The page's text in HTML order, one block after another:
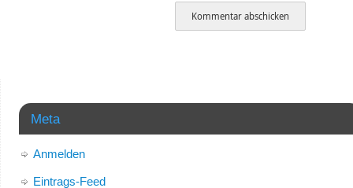
Meta
Anmelden
Eintrags-Feed